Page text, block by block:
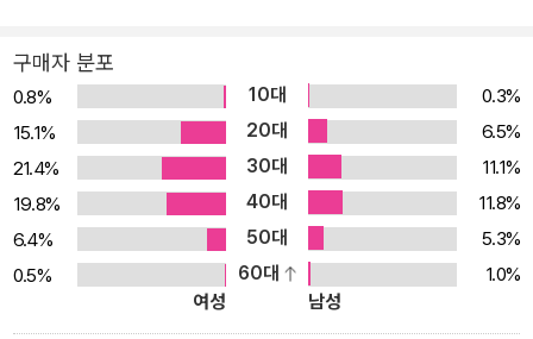
을 불끈 쥐고 뛰어오를 것 같은 일이 있다. 누군가 못 견디게 그리워지
는 시간이 있다. 더 많은 것을 주고 싶지만 그렇게 할 수가 없어 미안
한 사람들이 있다. 설렘과 황홀, 그리움, 사랑의 느낌…. 이런 것들이
살아있음을 기쁘게 만든다. 나는 더 즐겁게 일하고 더 열심히 놀고 더
많이 더 깊게 사랑하고 싶다. 더 많은 사람들과 손잡고 더 아름다운 것
을 더 많이 만들고 싶다. 미래의 어느 날이나 피안(彼岸)의 세상에서
가 아니라, ‘지금’ 바로 ‘여기’에서 그렇게 살고 싶다. 떠나는 것이야
서두를 필요가 없다. 더 일할 수도 더 놀 수도 누군가를 더 사랑할 수
구매자 분포
0.8% 10대
0.3%
15.1%
20대
6.5%
21.4%
30대
11.1%
19.8%
40대
11.8%
6.4%
50대
5.3%
0.5%
60대
1.0%
여성
남성